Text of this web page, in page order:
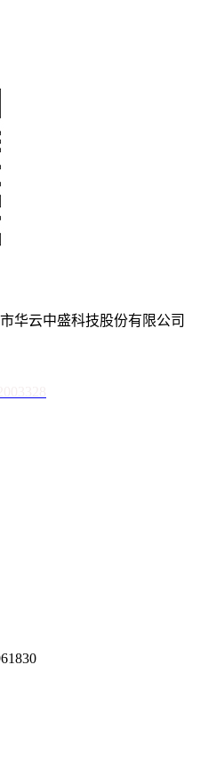
华云中盛科技股份有限公司